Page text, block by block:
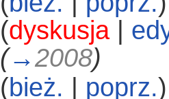
(dyskusja|
(→2008)
(bież. poprz.)